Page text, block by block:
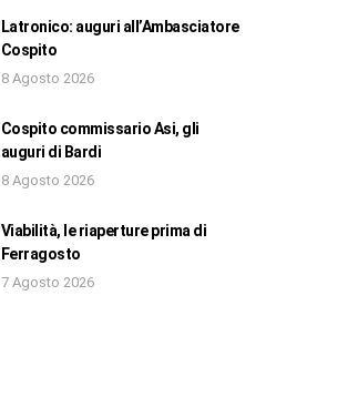
Latronico: auguri all’Ambasciatore
Cospito
8 Agosto 2026
Cospito commissario Asi, gli
auguri di Bardi
8 Agosto 2026
Viabilità, le riaperture prima di
Ferragosto
7 Agosto 2026